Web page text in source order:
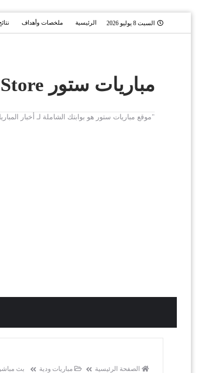
السبت 8 يوليو 2026 الرئيسية ملخصات وأهداف
مباريات ستور Mobaryat.Store
"موقع مباريات ستور هو بوابتك الشاملة لـ أخبار
الصفحة الرئيسية مباريات ودية بث مباشر